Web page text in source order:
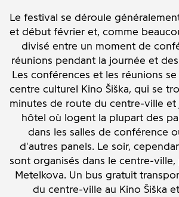
Le festival se déroule
et début février et, comme
divisé entre un moment de
réunions pendant la journée et
Les conférences et les réunions
centre culturel Kino Šiška, qui se
minutes de route du centre-ville
hôtel où logent la plupart des
dans les salles de conférence
d'autres panels. Le soir,
sont organisés dans le centre-
Metelkova. Un bus gratuit
du centre-ville au Kino Šiška